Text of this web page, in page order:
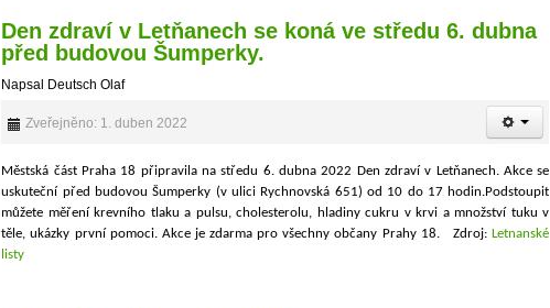
Den zdraví v Letňanech se koná ve středu 6. dubna
před budovou Šumperky.
Napsal Deutsch Olaf
Zveřejněno: 1. duben 2022
Městská část Praha 18 připravila na středu 6. dubna 2022 Den zdraví v Letňanech. Akce se
uskuteční před budovou Šumperky (v ulici Rychnovská 651) od 10 do 17 hodin.Podstoupit
můžete měření krevního tlaku a pulsu, cholesterolu, hladiny cukru v krvi a množství tuku v
těle, ukázky první pomoci. Akce je zdarma pro všechny občany Prahy 18.Zdroj: Letnanské
listy